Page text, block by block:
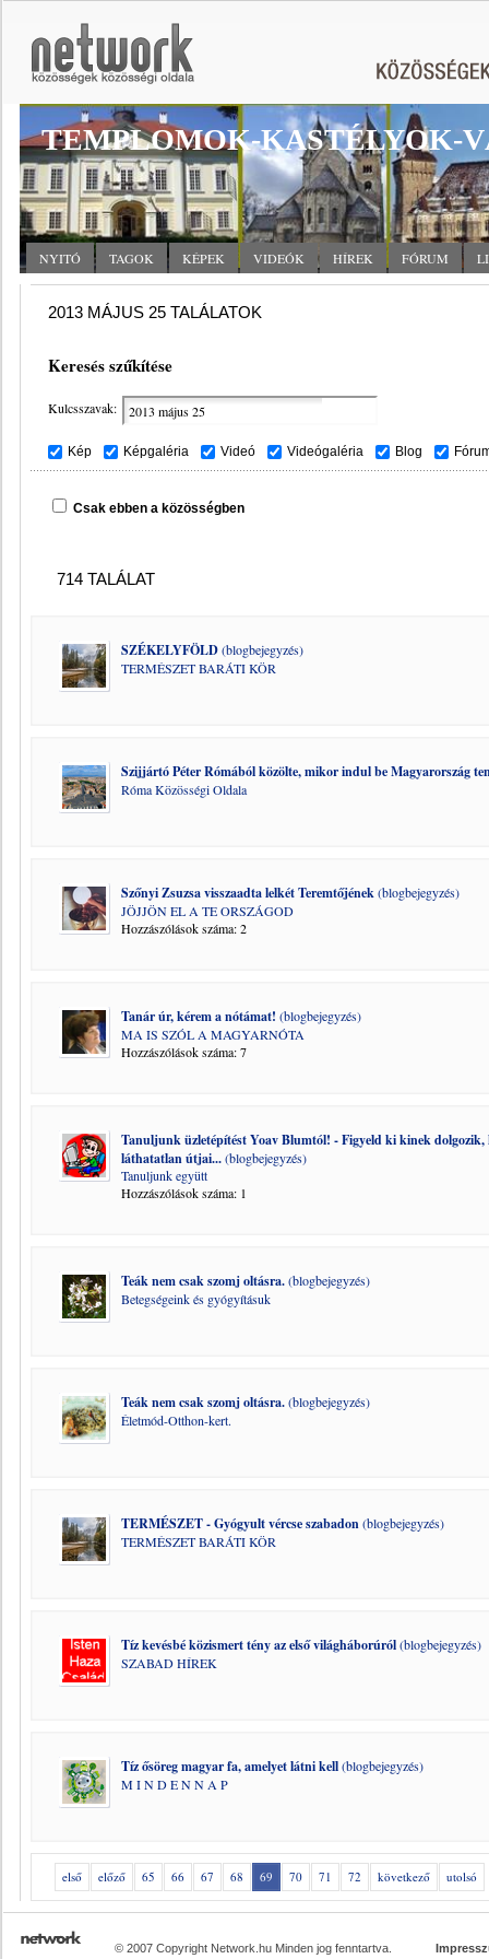
TEMPLOMOK-KASTÉLYOK-
NYITÓ TAGOK KÉPEK VIDEÓK HÍREK FÓRUM
2013 MÁJUS 25 TALÁLATOK
Keresés szűkítése
Kulcsszavak:
Kép Képgaléria Videó Videógaléria Blog
Csak ebben a közösségben
714 TALÁLAT
SZÉKELYFÖLD(blogbejegyzés)
TERMÉSZET BARÁTI KÖR
Szijjártó Péter Rómából közölte, mikor indul be Magyarország
Róma Közösségi Oldala
Szőnyi Zsuzsa visszaadta lelkét Teremtőjének(blogbejegyzés)
JÖJJÖN EL A TE ORSZÁGOD
Hozzászólások száma: 2
Tanár úr, kérem a nótámat! (blogbejegyzés)
MA IS SZÓL A MAGYARNÓTA
Hozzászólások száma: 7
Tanuljunk üzletépítést Yoav Blumtól! - Figyeld ki kinek dolgozik,
láthatatlan útjai...(blogbejegyzés)
Tanuljunk együtt
Hozzászólások száma: 1
Teák nem csak szomj oltásra.(blogbejegyzés)
Betegségeink és gyógyításuk
Teák nem csak szomj oltásra.(blogbejegyzés)
Életmód-Otthon-kert.
TERMÉSZET - Gyógyult vércse szabadon(blogbejegyzés)
TERMÉSZET BARÁTI KÖR
Tíz kevésbé közismert tény az első világháborúról(blogbejegyzés)
SZABAD HÍREK
Tíz ősöreg magyar fa, amelyet látni kell(blogbejegyzés)
M I N D E N N A P
első előző 65 66 67 68 69 70 71 72 következő utolsó
© 2007 Copyright Network.hu Minden jog fenntartva.